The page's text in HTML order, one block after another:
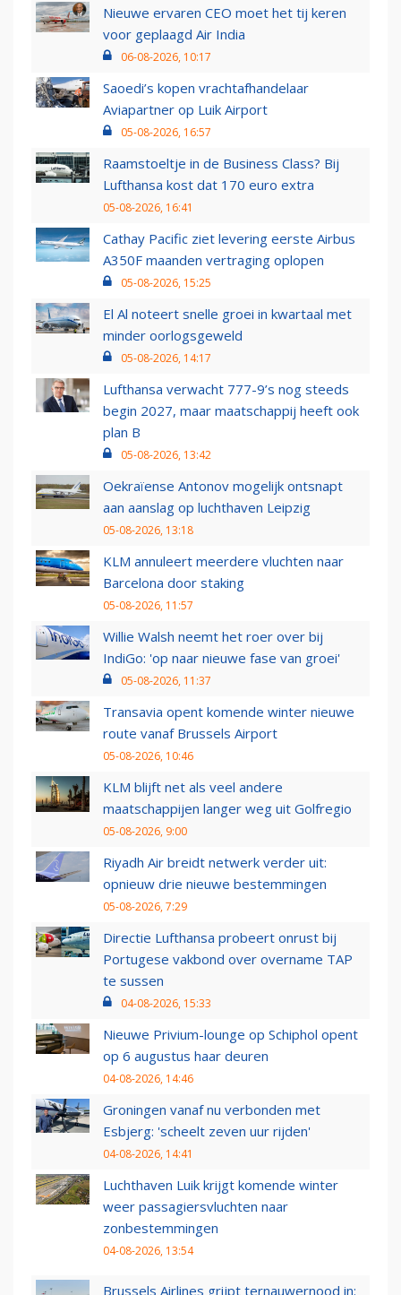
Nieuwe ervaren CEO moet het tij keren
voor geplaagd Air India
06-08-2026, 10:17
Saoedi’s kopen vrachtafhandelaar
Aviapartner op Luik Airport
05-08-2026, 16:57
Raamstoeltje in de Business Class? Bij
Lufthansa kost dat 170 euro extra
05-08-2026, 16:41
Cathay Pacific ziet levering eerste Airbus
A350F maanden vertraging oplopen
05-08-2026, 15:25
El Al noteert snelle groei in kwartaal met
minder oorlogsgeweld
05-08-2026, 14:17
Lufthansa verwacht 777-9’s nog steeds
begin 2027, maar maatschappij heeft ook
plan B
05-08-2026, 13:42
Oekraïense Antonov mogelijk ontsnapt
aan aanslag op luchthaven Leipzig
05-08-2026, 13:18
KLM annuleert meerdere vluchten naar
Barcelona door staking
05-08-2026, 11:57
Willie Walsh neemt het roer over bij
IndiGo: 'op naar nieuwe fase van groei'
05-08-2026, 11:37
Transavia opent komende winter nieuwe
route vanaf Brussels Airport
05-08-2026, 10:46
KLM blijft net als veel andere
maatschappijen langer weg uit Golfregio
05-08-2026, 9:00
Riyadh Air breidt netwerk verder uit:
opnieuw drie nieuwe bestemmingen
05-08-2026, 7:29
Directie Lufthansa probeert onrust bij
Portugese vakbond over overname TAP
te sussen
04-08-2026, 15:33
Nieuwe Privium-lounge op Schiphol opent
op 6 augustus haar deuren
04-08-2026, 14:46
Groningen vanaf nu verbonden met
Esbjerg: 'scheelt zeven uur rijden'
04-08-2026, 14:41
Luchthaven Luik krijgt komende winter
weer passagiersvluchten naar
zonbestemmingen
04-08-2026, 13:54
Brussels Airlines grijpt ternauwernood in: